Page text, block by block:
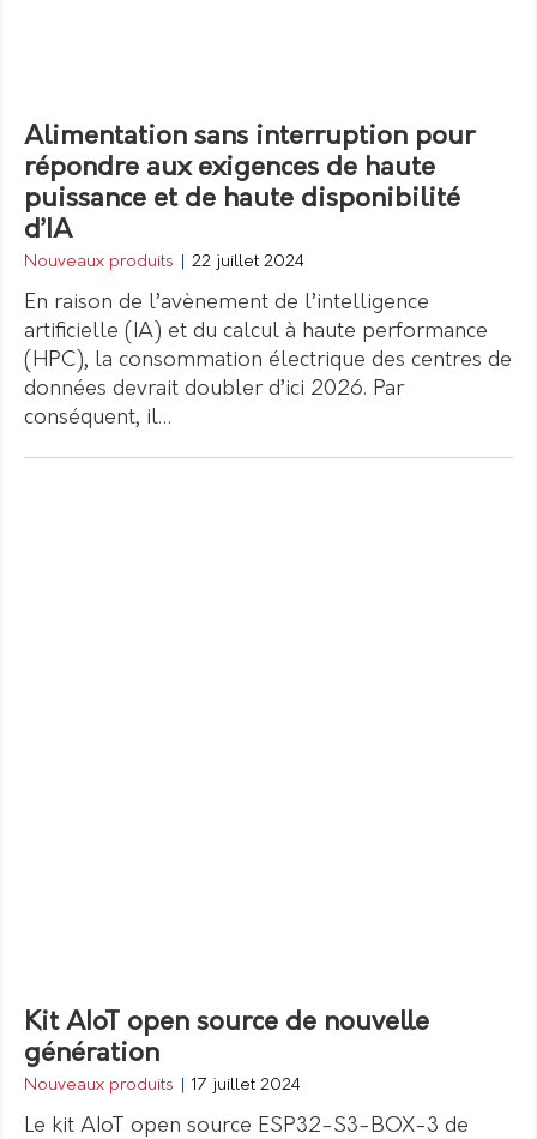
Alimentation sans interruption pour
répondre aux exigences de haute
puissance et de haute disponibilité
d’IA
Nouveaux produits 22 juillet 2024
En raison de l’avènement de l’intelligence
artificielle (IA) et du calcul à haute performance
(HPC), la consommation électrique des centres de
données devrait doubler d’ici 2026. Par
conséquent, il…
Kit AIoT open source de nouvelle
génération
Nouveaux produits 17 juillet 2024
Le kit AIoT open source ESP32-S3-BOX-3 de